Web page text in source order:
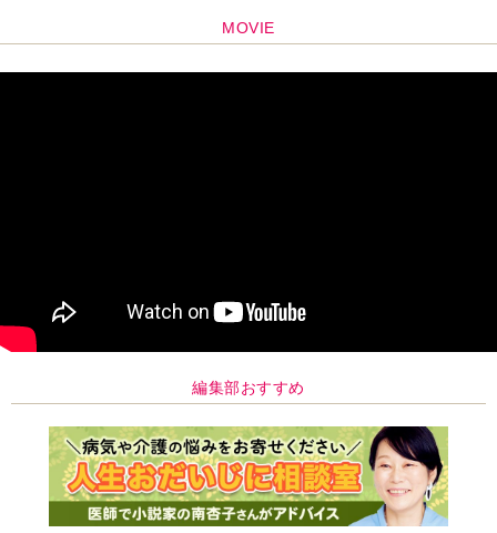
MOVIE
編集部おすすめ